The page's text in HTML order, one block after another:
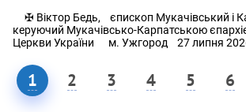
✠ Віктор Бедь, єпископ Мукачівський і
керуючий Мукачівсько-Карпатською
Церкви України м. Ужгород 27 липня
1 2 3 4 5 6